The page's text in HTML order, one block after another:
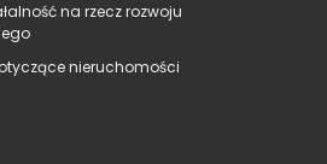
na rzecz rozwoju
nieruchomości